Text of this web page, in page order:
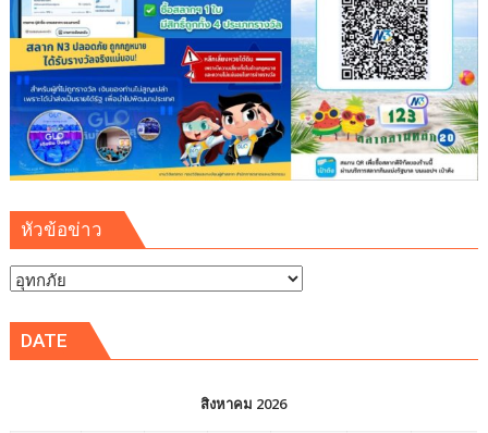
หัวข้อข่าว
หัวข้อ
DATE
สิงหาคม 2026